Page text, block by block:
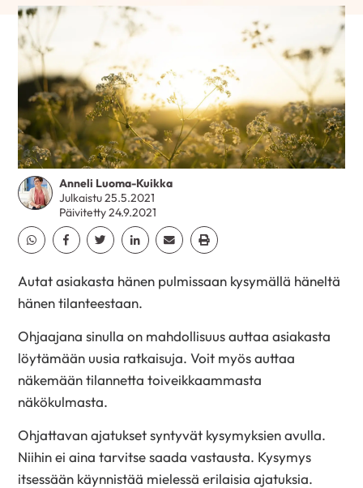
Anneli Luoma-Kuikka
Julkaistu 25.5.2021
Päivitetty 24.9.2021
Jaa Whatsapp
Jaa Facebook
Jaa TwitterJaa Linkedin
Jaa EmailJaa Print
Autat asiakasta hänen pulmissaan kysymällä häneltä
hänen tilanteestaan.
Ohjaajana sinulla on mahdollisuus auttaa asiakasta
löytämään uusia ratkaisuja. Voit myös auttaa
näkemään tilannetta toiveikkaammasta
näkökulmasta.
Ohjattavan ajatukset syntyvät kysymyksien avulla.
Niihin ei aina tarvitse saada vastausta. Kysymys
itsessään käynnistää mielessä erilaisia ajatuksia.